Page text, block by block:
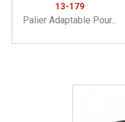
13-179
Palier Adaptable Pour...